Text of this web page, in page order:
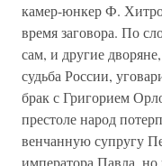
камер-юнкер Ф.
время заговора. По
сам, и другие
судьба России,
брак с Григорием
престоле народ
венчанную супругу
императора Павла,